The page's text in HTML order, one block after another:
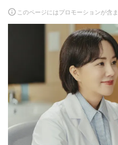
このページにはプロモーションが含